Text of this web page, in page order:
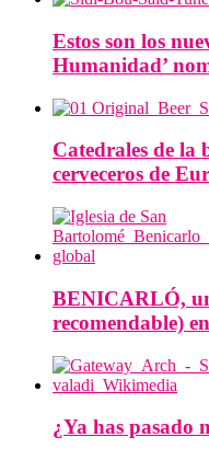
Estos son los
Humanidad’
Catedrales de la
cerveceros de
BENICARLÓ,
recomendable)
¿Ya has pasado